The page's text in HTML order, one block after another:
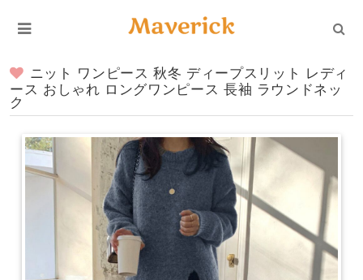
ニット ワンピース 秋冬 ディープスリット レディ
ース おしゃれ ロングワンピース 長袖 ラウンドネッ
ク